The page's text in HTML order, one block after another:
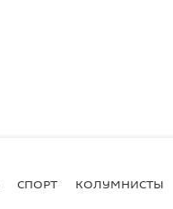
СПОРТ КОЛУМНИСТЫ